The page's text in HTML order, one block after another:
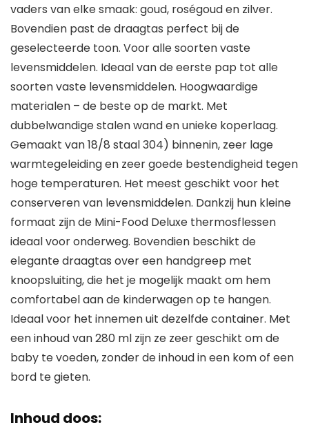
vaders van elke smaak: goud, roségoud en zilver.
Bovendien past de draagtas perfect bij de
geselecteerde toon. Voor alle soorten vaste
levensmiddelen. Ideaal van de eerste pap tot alle
soorten vaste levensmiddelen. Hoogwaardige
materialen – de beste op de markt. Met
dubbelwandige stalen wand en unieke koperlaag.
Gemaakt van 18/8 staal 304) binnenin, zeer lage
warmtegeleiding en zeer goede bestendigheid tegen
hoge temperaturen. Het meest geschikt voor het
conserveren van levensmiddelen. Dankzij hun kleine
formaat zijn de Mini-Food Deluxe thermosflessen
ideaal voor onderweg. Bovendien beschikt de
elegante draagtas over een handgreep met
knoopsluiting, die het je mogelijk maakt om hem
comfortabel aan de kinderwagen op te hangen.
Ideaal voor het innemen uit dezelfde container. Met
een inhoud van 280 ml zijn ze zeer geschikt om de
baby te voeden, zonder de inhoud in een kom of een
bord te gieten.
Inhoud doos: